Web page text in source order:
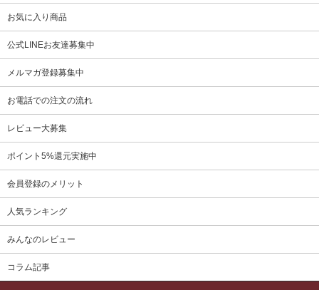
お気に入り商品
公式LINEお友達募集中
メルマガ登録募集中
お電話での注文の流れ
レビュー大募集
ポイント5%還元実施中
会員登録のメリット
人気ランキング
みんなのレビュー
コラム記事